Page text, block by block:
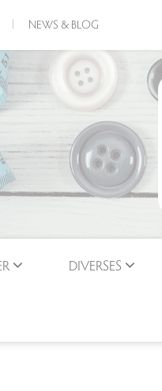
NEWS & BLOG
DIVERSES